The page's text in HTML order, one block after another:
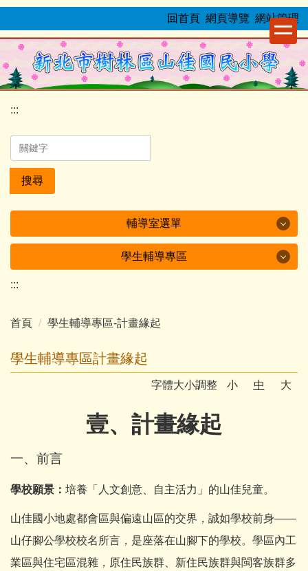
跳
要
內
容
區
:::
回首頁 網頁導覽 網站管理
:::
搜尋
輔導室選單
工作手冊
相關連結
生命教育專區
特教資訊專區
防疫輔導專區
志工訊息專區
分享愛
學生輔導專區
計畫緣起
學生輔導活動
輔導資源網絡
:::
首頁 學生輔導專區-計畫緣起
學生輔導專區計畫緣起
字體大小調整 小 中 大
壹、計畫緣起
一、前言
學校願景： 培養「人文創意、自主活力」的山佳兒童。
山佳國小地處都會區與偏遠山區的交界，誠如學校前身——
山仔腳公學校校名所言，是座落在山腳下的學校。學區內工
業區與住宅區混雜，原住民族群、新住民族群與閩客族群多